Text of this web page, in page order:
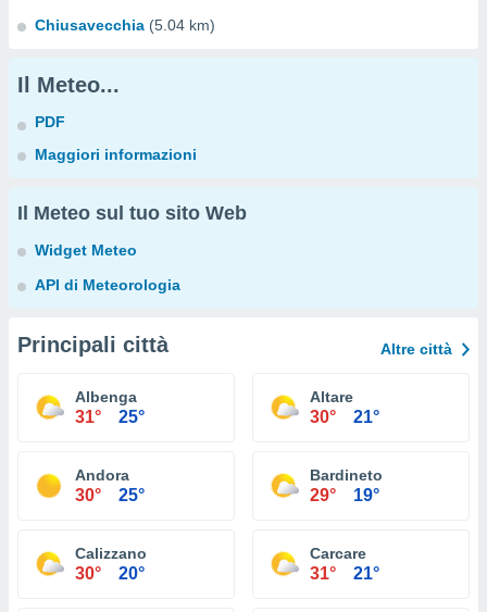
Chiusavecchia (5.04 km)
Il Meteo...
PDF
Maggiori informazioni
Il Meteo sul tuo sito Web
Widget Meteo
API di Meteorologia
Principali città Altre città
Albenga
31° 25°
Altare
30° 21°
Andora
30° 25°
Bardineto
29° 19°
Calizzano
30° 20°
Carcare
31° 21°